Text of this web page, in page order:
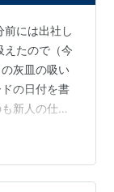
には出社し
えたので（今
灰皿の吸い
の日付を書
新人の仕事
して今風
格好で、定時
クスタイムを